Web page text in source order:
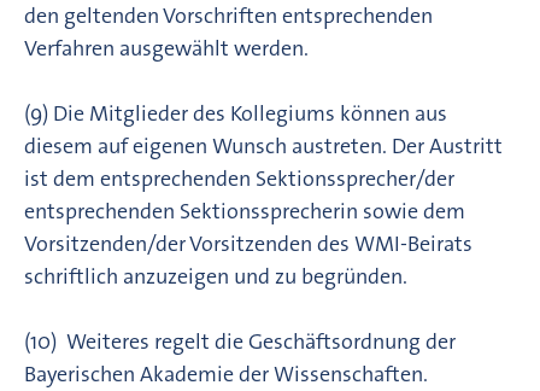
den geltenden Vorschriften entsprechenden
Verfahren ausgewählt werden.
(9) Die Mitglieder des Kollegiums können aus
diesem auf eigenen Wunsch austreten. Der Austritt
ist dem entsprechenden Sektionssprecher/der
entsprechenden Sektionssprecherin sowie dem
Vorsitzenden/der Vorsitzenden des WMI-Beirats
schriftlich anzuzeigen und zu begründen.
(10) Weiteres regelt die Geschäftsordnung der
Bayerischen Akademie der Wissenschaften.